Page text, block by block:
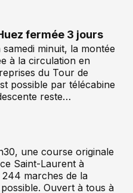
fermée 3 jours
minuit, la montée
à la circulation en
du Tour de
possible par télécabine
reste…
une course originale
Saint-Laurent à
marches de la
Ouvert à tous à